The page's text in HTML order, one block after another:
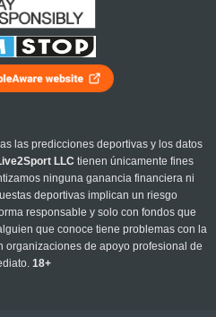
las predicciones deportivas y los datos
LLC tienen únicamente fines
ninguna ganancia financiera ni
deportivas implican un riesgo
responsable y solo con fondos que
que conoce tiene problemas con la
organizaciones de apoyo profesional de
18+